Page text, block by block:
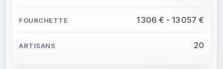
1 306 € - 13 057 €
20